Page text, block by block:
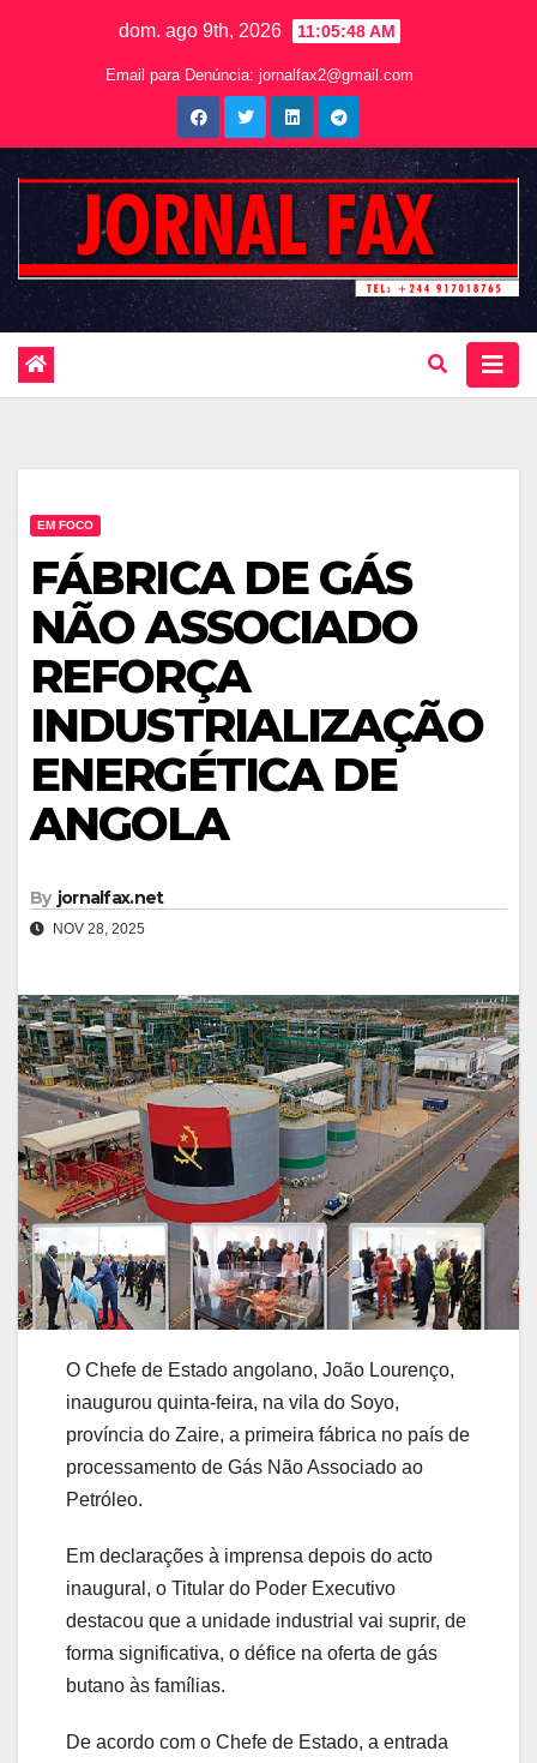
dom. ago 9th, 2026 11:05:49 AM
Email para Denúncia: jornalfax2@gmail.com
EM FOCO
FÁBRICA DE GÁS
NÃO ASSOCIADO
REFORÇA
INDUSTRIALIZAÇÃO
ENERGÉTICA DE
ANGOLA
By jornalfax.net
NOV 28, 2025
O Chefe de Estado angolano, João Lourenço,
inaugurou quinta-feira, na vila do Soyo,
província do Zaire, a primeira fábrica no país de
processamento de Gás Não Associado ao
Petróleo.
Em declarações à imprensa depois do acto
inaugural, o Titular do Poder Executivo
destacou que a unidade industrial vai suprir, de
forma significativa, o défice na oferta de gás
butano às famílias.
De acordo com o Chefe de Estado, a entrada